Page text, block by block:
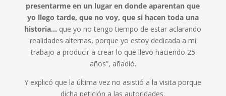
presentarme en un lugar en donde aparentan que
yo llego tarde, que no voy, que si hacen toda una
historia… que yo no tengo tiempo de estar aclarando
realidades alternas, porque yo estoy dedicada a mi
trabajo a producir a crear lo que llevo haciendo 25
años”, añadió.
Y explicó que la última vez no asistió a la visita porque
dicha petición a las autoridades.